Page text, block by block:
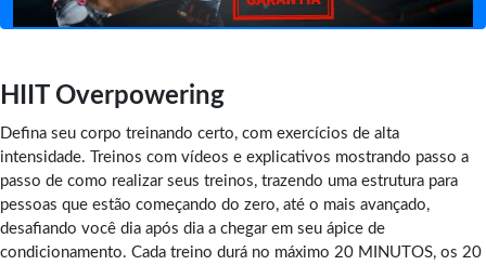
HIIT Overpowering
Defina seu corpo treinando certo, com exercícios de alta
intensidade. Treinos com vídeos e explicativos mostrando passo a
passo de como realizar seus treinos, trazendo uma estrutura para
pessoas que estão começando do zero, até o mais avançado,
desafiando você dia após dia a chegar em seu ápice de
condicionamento. Cada treino durá no máximo 20 MINUTOS, os 20